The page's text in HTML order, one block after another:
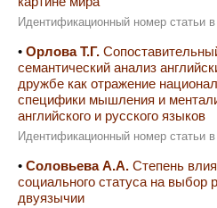
Идентификационный номер статьи
• Орлова Т.Г.
семантический анализ
дружбе как отражение
специфики мышления и
английского и русского языков
Идентификационный номер статьи
• Соловьева А.А. Степень
социального статуса на выбор
двуязычии